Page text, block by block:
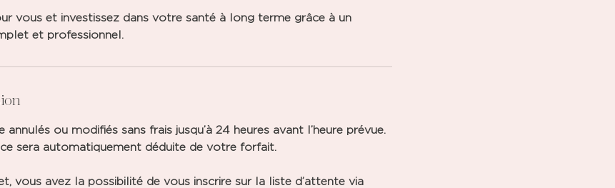
vous et investissez dans votre santé à long terme grâce à un
et professionnel.
ou modifiés sans frais jusqu’à 24 heures avant l’heure prévue.
sera automatiquement déduite de votre forfait.
vous avez la possibilité de vous inscrire sur la liste d’attente via